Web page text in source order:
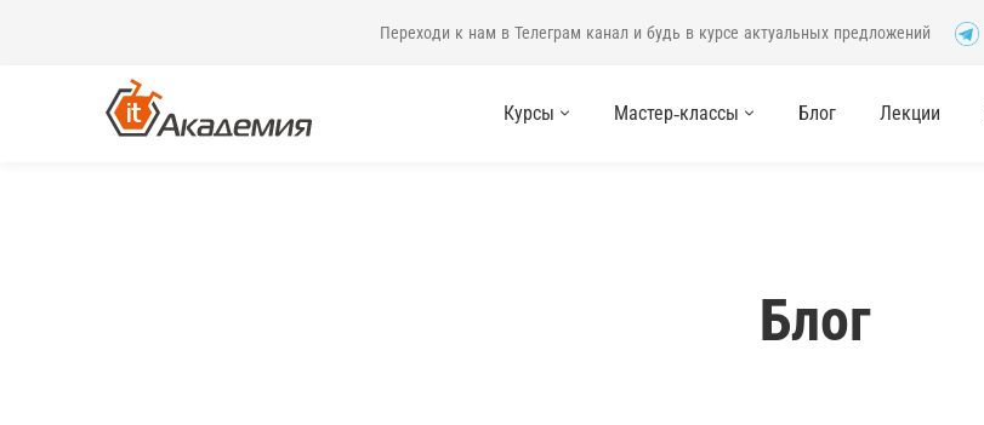
Переходи к нам в Телеграм канал и будь в курсе актуальных предложений
Курсы Мастер-классы Блог Лекции
Блог